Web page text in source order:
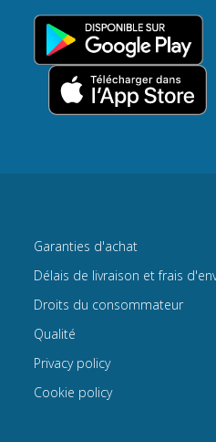
Garanties d'achat
Délais de livraison et frais
Droits du consommateur
Qualité
Privacy policy
Cookie policy